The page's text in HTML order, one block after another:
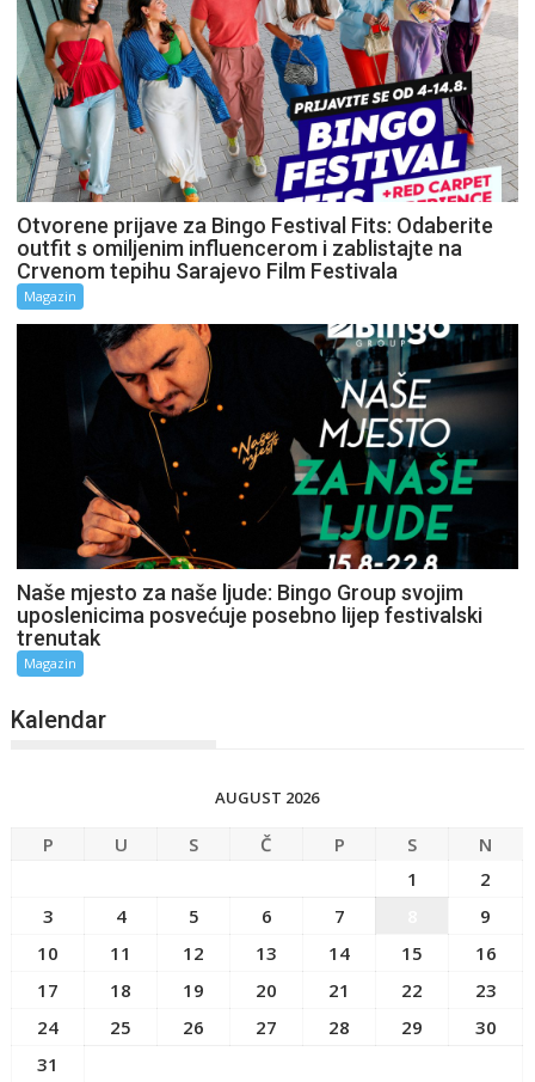
Otvorene prijave za Bingo Festival Fits: Odaberite
outfit s omiljenim influencerom i zablistajte na
Crvenom tepihu Sarajevo Film Festivala
Magazin
Naše mjesto za naše ljude: Bingo Group svojim
uposlenicima posvećuje posebno lijep festivalski
trenutak
Magazin
Kalendar
AUGUST 2026
P U S Č P S
N
1
2
3
4 5 6 7
9
10
11 12 13 14 15
16
17
18 19 20 21 22
23
24
25 26 27 28 29
30
31